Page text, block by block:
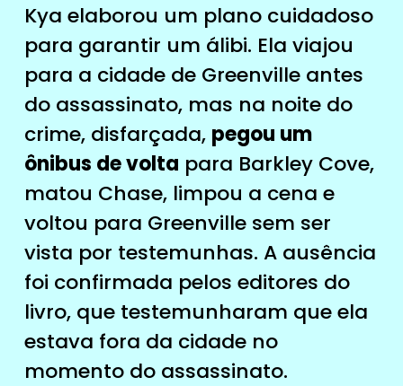
Kya elaborou um plano cuidadoso
para garantir um álibi. Ela viajou
para a cidade de Greenville antes
do assassinato, mas na noite do
crime, disfarçada, pegou um
ônibus de volta para Barkley Cove,
matou Chase, limpou a cena e
voltou para Greenville sem ser
vista por testemunhas. A ausência
foi confirmada pelos editores do
livro, que testemunharam que ela
estava fora da cidade no
momento do assassinato.